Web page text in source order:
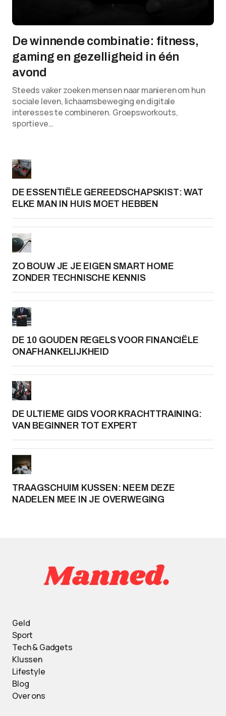
De winnende combinatie: fitness,
gaming en gezelligheid in één
avond
Steeds vaker zoeken mensen naar manieren om hun
sociale leven, lichaamsbeweging en digitale
interesses te combineren. Groepsworkouts,
sportieve…
DE ESSENTIËLE GEREEDSCHAPSKIST: WAT
ELKE MAN IN HUIS MOET HEBBEN
ZO BOUW JE JE EIGEN SMART HOME
ZONDER TECHNISCHE KENNIS
DE 10 GOUDEN REGELS VOOR FINANCIËLE
ONAFHANKELIJKHEID
DE ULTIEME GIDS VOOR KRACHTTRAINING:
VAN BEGINNER TOT EXPERT
TRAAGSCHUIM KUSSEN: NEEM DEZE
NADELEN MEE IN JE OVERWEGING
Geld
Sport
Tech & Gadgets
Klussen
Lifestyle
Blog
Over ons